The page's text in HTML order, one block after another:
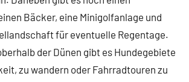
Bäcker, eine Minigolfanlage und
für eventuelle Regentage.
der Dünen gibt es Hundegebiete
zu wandern oder Fahrradtouren zu